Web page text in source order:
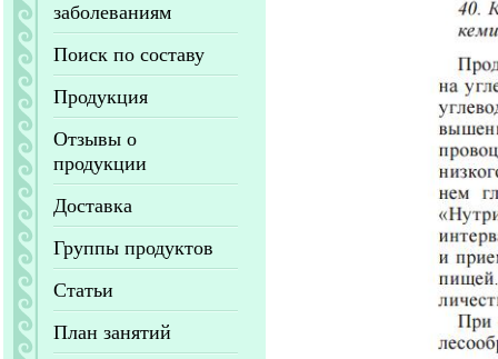
заболеваниям
Поиск по составу
Продукция
Отзывы о
продукции
Доставка
Группы продуктов
Статьи
План занятий